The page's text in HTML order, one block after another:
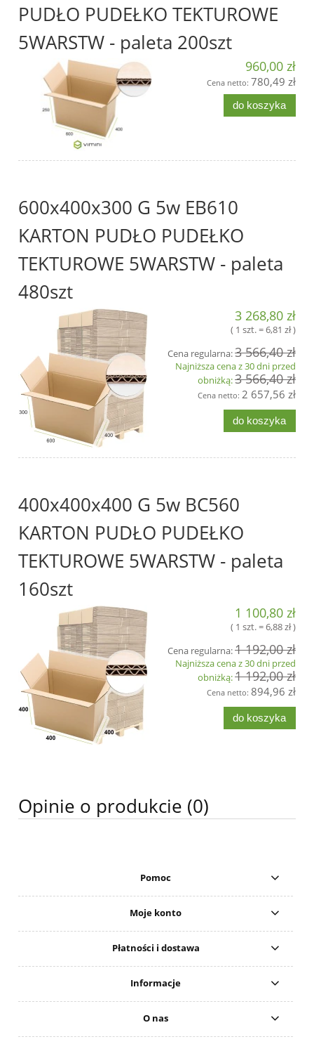
PUDŁO PUDEŁKO TEKTUROWE
5WARSTW - paleta 200szt
960,00 zł
Cena netto: 780,49 zł
do koszyka
600x400x300 G 5w EB610
KARTON PUDŁO PUDEŁKO
TEKTUROWE 5WARSTW - paleta
480szt
3 268,80 zł
( 1 szt. = 6,81 zł )
Cena regularna:3 566,40 zł
Najniższa cena z 30 dni przed
obniżką:3 566,40 zł
Cena netto: 2 657,56 zł
do koszyka
400x400x400 G 5w BC560
KARTON PUDŁO PUDEŁKO
TEKTUROWE 5WARSTW - paleta
160szt
1 100,80 zł
( 1 szt. = 6,88 zł )
Cena regularna:1 192,00 zł
Najniższa cena z 30 dni przed
obniżką:1 192,00 zł
Cena netto: 894,96 zł
do koszyka
Opinie o produkcie (0)
Pomoc
Moje konto
Płatności i dostawa
Informacje
O nas